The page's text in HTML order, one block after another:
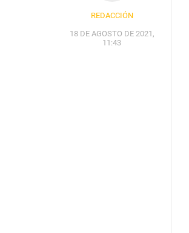
REDACCIÓN
18 DE AGOSTO DE 2021,
11:43